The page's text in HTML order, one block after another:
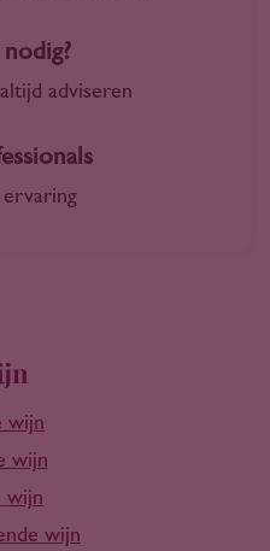
adviseren
ervaring
wijn
wijn
wijn
wijn